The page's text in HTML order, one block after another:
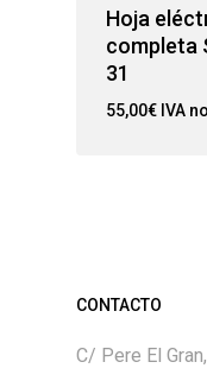
Hoja
completa
31
55,00€ IVA
CONTACTO
C/ Pere El